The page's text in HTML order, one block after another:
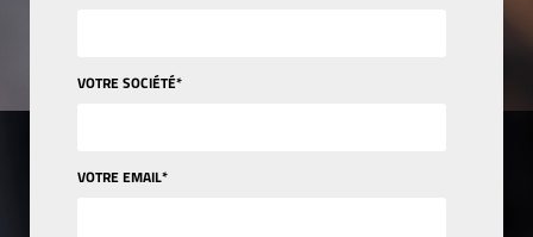
VOTRE SOCIÉTÉ*
VOTRE EMAIL*